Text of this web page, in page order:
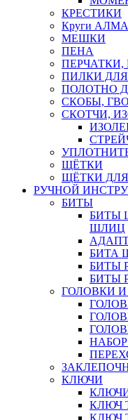
КРЕСТИКИ
Круги
МЕШКИ
ПЕНА
ПИЛКИ
ПОЛОТНО
СКОБЫ,
СКОТЧИ,
ЩЁТКИ
ЩЁТКИ ДЛЯ
РУЧНОЙ
БИТЫ
БИТЫ
ШЛИЦ
БИТА
БИТЫ
БИТЫ
ГОЛОВКИ
КЛЮЧИ
КЛЮЧ
КЛЮЧ